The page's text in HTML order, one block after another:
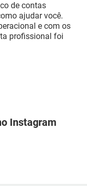
de contas
ajudar você.
e com os
profissional foi
Instagram